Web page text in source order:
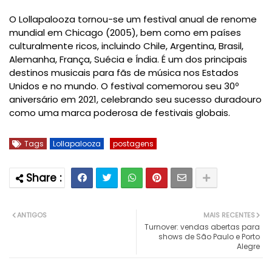
O Lollapalooza tornou-se um festival anual de renome
mundial em Chicago (2005), bem como em países
culturalmente ricos, incluindo Chile, Argentina, Brasil,
Alemanha, França, Suécia e Índia. É um dos principais
destinos musicais para fãs de música nos Estados
Unidos e no mundo. O festival comemorou seu 30º
aniversário em 2021, celebrando seu sucesso duradouro
como uma marca poderosa de festivais globais.
Tags Lollapalooza postagens
MAIS RECENTES
Turnover: vendas abertas para
shows de São Paulo e Porto
Alegre
ANTIGOS